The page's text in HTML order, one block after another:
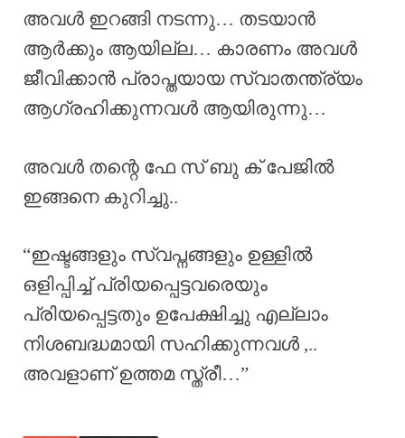
അവൾ ഇറങ്ങി നടന്നു… തടയാൻ
ആർക്കും ആയില്ല… കാരണം അവൾ
ജീവിക്കാൻ പ്രാപ്തയായ സ്വാതന്ത്ര്യം
ആഗ്രഹിക്കുന്നവൾ ആയിരുന്നു…
അവൾ തന്റെ ഫേ സ് ബു ക് പേജിൽ
ഇങ്ങനെ കുറിച്ചു..
“ഇഷ്ടങ്ങളും സ്വപ്നങ്ങളും ഉള്ളിൽ
ഒളിപ്പിച്ച് പ്രിയപ്പെട്ടവരെയും
പ്രിയപ്പെട്ടതും ഉപേക്ഷിച്ചു എല്ലാം
നിശബദ്ധമായി സഹിക്കുന്നവൾ ,..
അവളാണ് ഉത്തമ സ്ത്രീ…”